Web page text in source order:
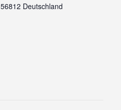
56812 Deutschland